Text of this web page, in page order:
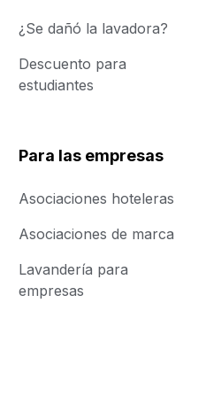
¿Se dañó la lavadora?
Descuento para
estudiantes
Para las empresas
Asociaciones hoteleras
Asociaciones de marca
Lavandería para
empresas